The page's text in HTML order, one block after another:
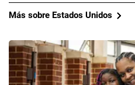
Más sobre Estados Unidos